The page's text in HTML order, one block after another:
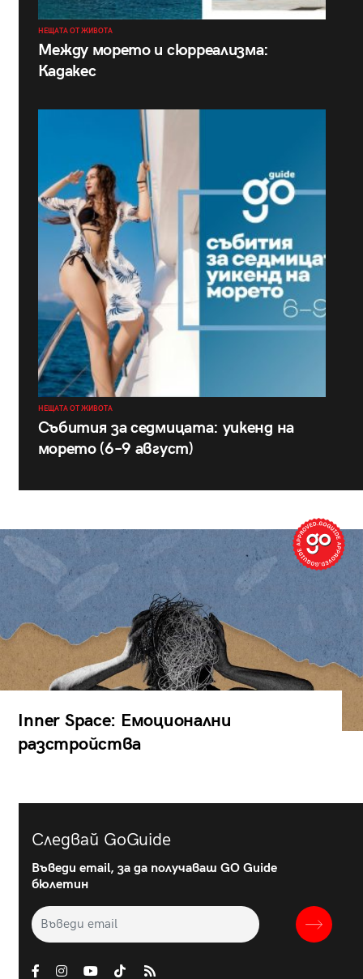
НЕЩАТА ОТ ЖИВОТА
Между морето и сюрреализма:
Кадакес
НЕЩАТА ОТ ЖИВОТА
Събития за седмицата: уикенд на
морето (6–9 август)
Inner Space: Емоционални
разстройства
Следвай GoGuide
Въведи email, за да получаваш GO Guide
бюлетин